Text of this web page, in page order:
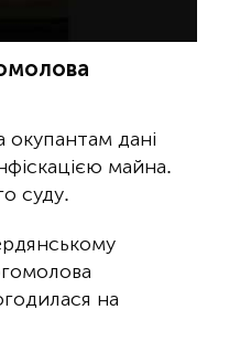
дані
майна.
суду.
на